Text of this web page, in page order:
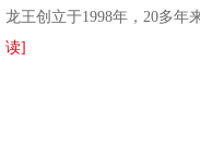
龙王创立于1998年，20多
读]